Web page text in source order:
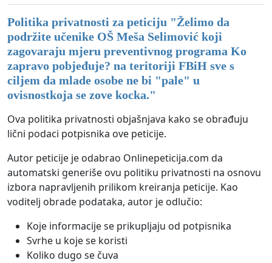
Politika privatnosti za peticiju "Želimo da
podržite učenike OŠ Meša Selimović koji
zagovaraju mjeru preventivnog programa Ko
zapravo pobjeđuje? na teritoriji FBiH sve s
ciljem da mlade osobe ne bi "pale" u
ovisnostkoja se zove kocka."
Ova politika privatnosti objašnjava kako se obrađuju
lični podaci potpisnika ove peticije.
Autor peticije je odabrao Onlinepeticija.com da
automatski generiše ovu politiku privatnosti na osnovu
izbora napravljenih prilikom kreiranja peticije. Kao
voditelj obrade podataka, autor je odlučio:
Koje informacije se prikupljaju od potpisnika
Svrhe u koje se koristi
Koliko dugo se čuva